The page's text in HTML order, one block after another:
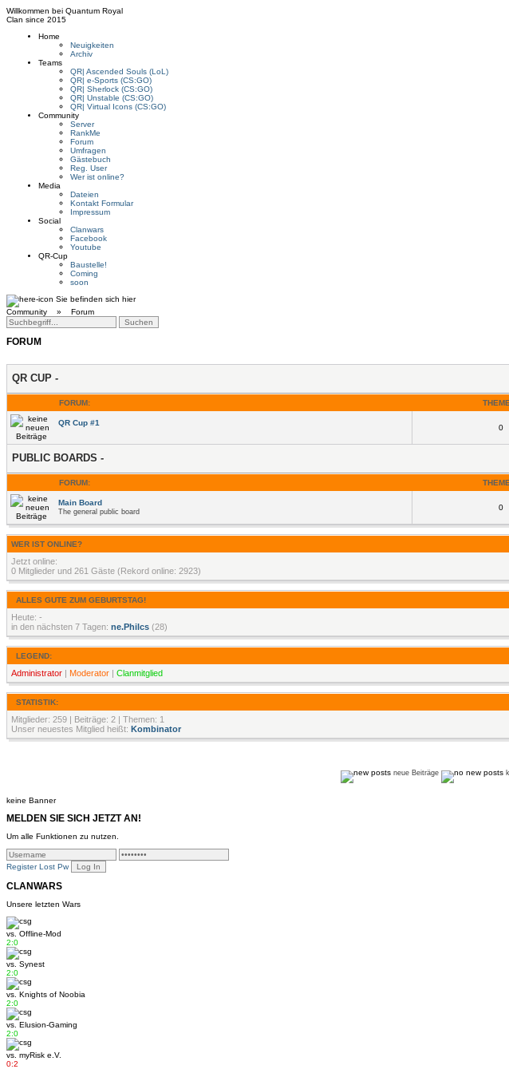
Willkommen bei Quantum Royal
Clan since 2015
Home
Neuigkeiten
Archiv
Teams
QR| Ascended Souls (LoL)
QR| e-Sports (CS:GO)
QR| Sherlock (CS:GO)
QR| Unstable (CS:GO)
QR| Virtual Icons (CS:GO)
Community
Server
RankMe
Forum
Umfragen
Gästebuch
Reg. User
Wer ist online?
Media
Dateien
Kontakt Formular
Impressum
Social
Clanwars
Facebook
Youtube
QR-Cup
Baustelle!
Coming
soon
Sie befinden sich hier
Community » Forum
FORUM
QR CUP -
FORUM:
QR Cup #1
0
PUBLIC BOARDS -
FORUM:
Main Board
The general public board 0
WER IST ONLINE?
Jetzt online:
0 Mitglieder und 261 Gäste (Rekord online: 2923)
ALLES GUTE ZUM GEBURTSTAG!
Heute: -
in den nächsten 7 Tagen: ne.Philcs (28)
LEGEND:
Administrator | Moderator | Clanmitglied
STATISTIK:
Mitglieder: 259 | Beiträge: 2 | Themen: 1
Unser neuestes Mitglied heißt: Kombinator
neue Beiträge
keine Banner
MELDEN SIE SICH JETZT AN!
Um alle Funktionen zu nutzen.
Register Lost Pw
CLANWARS
Unsere letzten Wars
vs. Offline-Mod
2:0
vs. Synest
2:0
vs. Knights of Noobia
2:0
vs. Elusion-Gaming
2:0
vs. myRisk e.V.
0:2